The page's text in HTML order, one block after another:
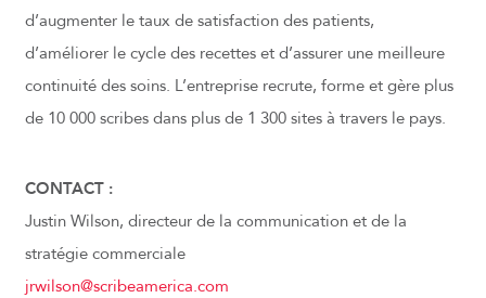
d’augmenter le taux de satisfaction des patients,
d’améliorer le cycle des recettes et d’assurer une meilleure
continuité des soins. L’entreprise recrute, forme et gère plus
de 10 000 scribes dans plus de 1 300 sites à travers le pays.
CONTACT :
Justin Wilson, directeur de la communication et de la
stratégie commerciale
jrwilson@scribeamerica.com